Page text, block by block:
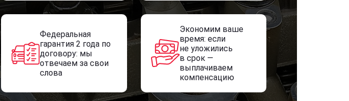
Федеральная
гарантия 2 года по
договору: мы
отвечаем за свои
слова
Экономим ваше
время: если
не уложились
в срок —
выплачиваем
компенсацию